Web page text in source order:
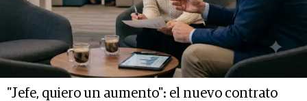
"Jefe, quiero un aumento": el nuevo contrato